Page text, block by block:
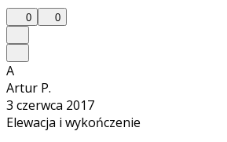
0 0
A
Artur P.
3 czerwca 2017
Elewacja i wykończenie